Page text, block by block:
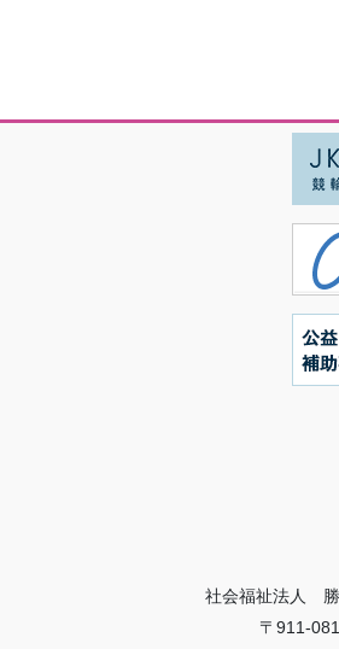
社会福祉法人
〒911-